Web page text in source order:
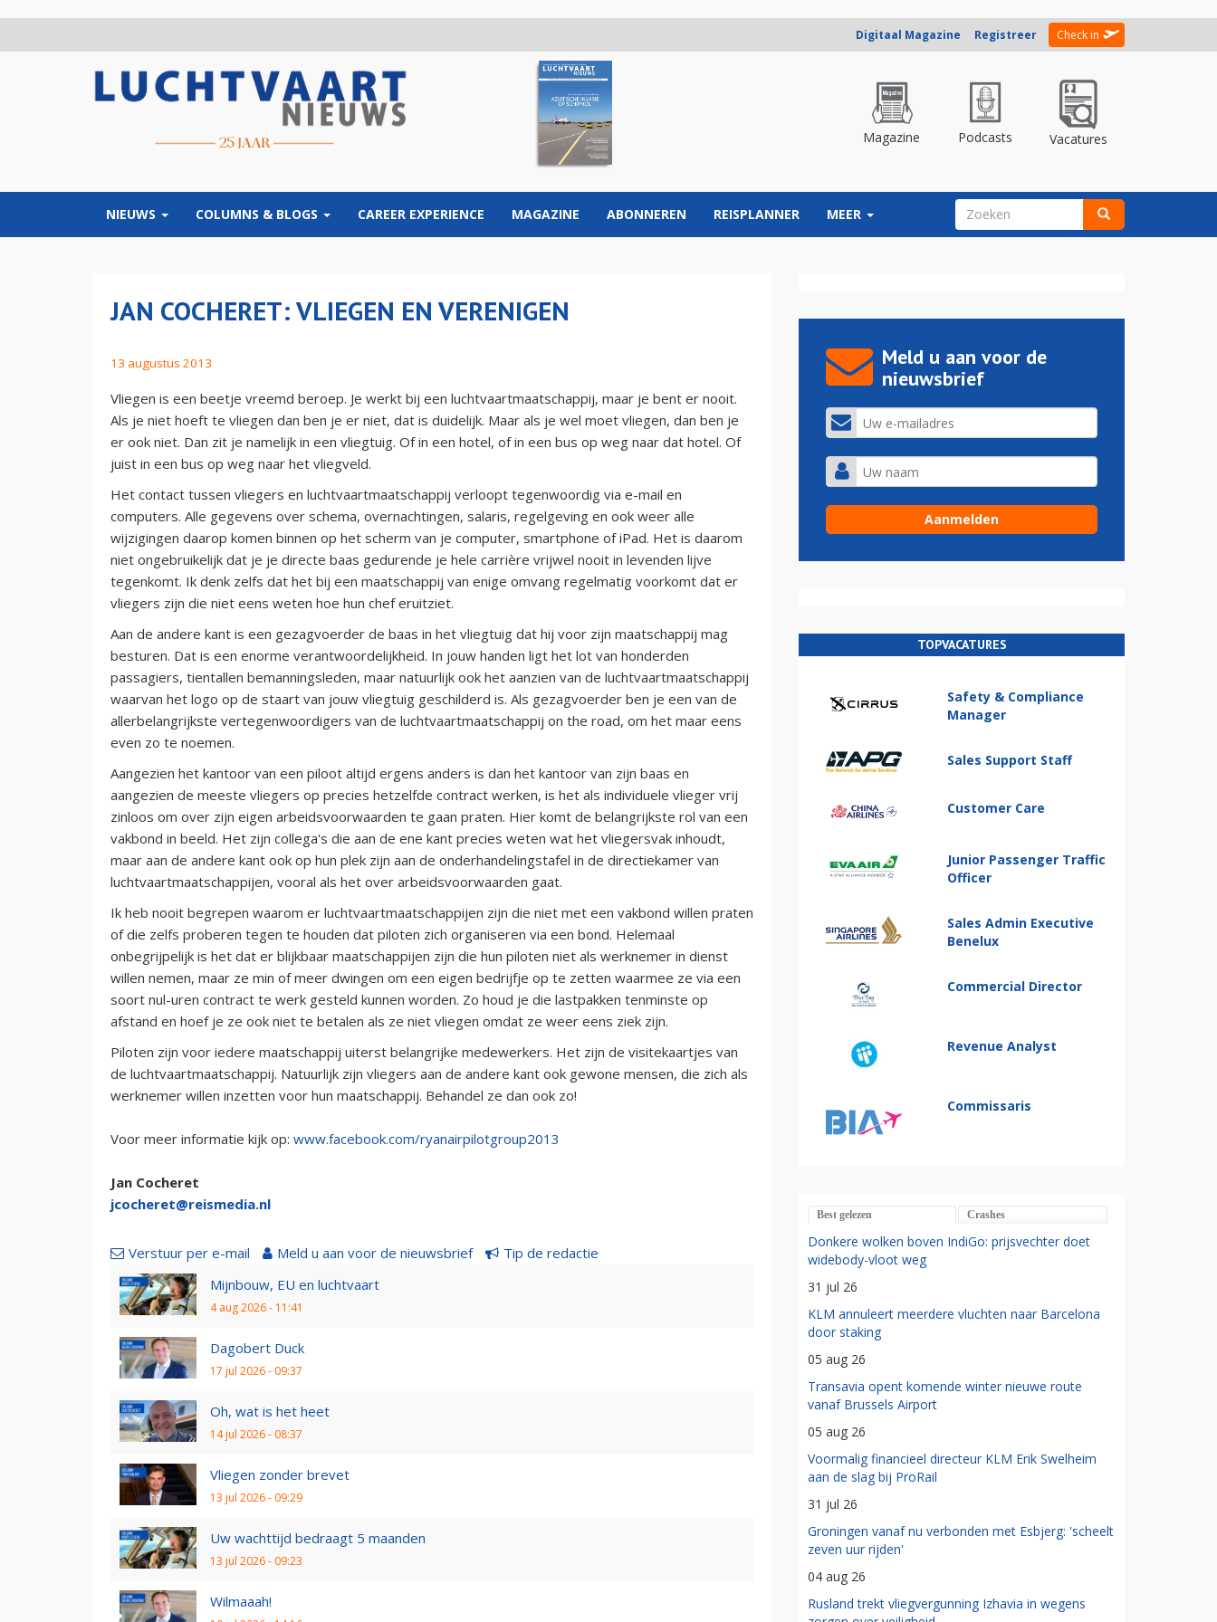
Digitaal Magazine Registreer Check in
Magazine Podcasts Vacatures
NIEUWS COLUMNS & BLOGS CAREER EXPERIENCE MAGAZINE ABONNEREN REISPLANNER MEER ZOEKVELD
JAN COCHERET: VLIEGEN EN VERENIGEN
13 augustus 2013
Vliegen is een beetje vreemd beroep. Je werkt bij een luchtvaartmaatschappij, maar je bent er nooit.
Als je niet hoeft te vliegen dan ben je er niet, dat is duidelijk. Maar als je wel moet vliegen, dan ben je
er ook niet. Dan zit je namelijk in een vliegtuig. Of in een hotel, of in een bus op weg naar dat hotel. Of
juist in een bus op weg naar het vliegveld.
Het contact tussen vliegers en luchtvaartmaatschappij verloopt tegenwoordig via e-mail en
computers. Alle gegevens over schema, overnachtingen, salaris, regelgeving en ook weer alle
wijzigingen daarop komen binnen op het scherm van je computer, smartphone of iPad. Het is daarom
niet ongebruikelijk dat je je directe baas gedurende je hele carrière vrijwel nooit in levenden lijve
tegenkomt. Ik denk zelfs dat het bij een maatschappij van enige omvang regelmatig voorkomt dat er
vliegers zijn die niet eens weten hoe hun chef eruitziet.
Aan de andere kant is een gezagvoerder de baas in het vliegtuig dat hij voor zijn maatschappij mag
besturen. Dat is een enorme verantwoordelijkheid. In jouw handen ligt het lot van honderden
passagiers, tientallen bemanningsleden, maar natuurlijk ook het aanzien van de luchtvaartmaatschappij
waarvan het logo op de staart van jouw vliegtuig geschilderd is. Als gezagvoerder ben je een van de
allerbelangrijkste vertegenwoordigers van de luchtvaartmaatschappij on the road, om het maar eens
even zo te noemen.
Aangezien het kantoor van een piloot altijd ergens anders is dan het kantoor van zijn baas en
aangezien de meeste vliegers op precies hetzelfde contract werken, is het als individuele vlieger vrij
zinloos om over zijn eigen arbeidsvoorwaarden te gaan praten. Hier komt de belangrijkste rol van een
vakbond in beeld. Het zijn collega's die aan de ene kant precies weten wat het vliegersvak inhoudt,
maar aan de andere kant ook op hun plek zijn aan de onderhandelingstafel in de directiekamer van
luchtvaartmaatschappijen, vooral als het over arbeidsvoorwaarden gaat.
Ik heb nooit begrepen waarom er luchtvaartmaatschappijen zijn die niet met een vakbond willen praten
of die zelfs proberen tegen te houden dat piloten zich organiseren via een bond. Helemaal
onbegrijpelijk is het dat er blijkbaar maatschappijen zijn die hun piloten niet als werknemer in dienst
willen nemen, maar ze min of meer dwingen om een eigen bedrijfje op te zetten waarmee ze via een
soort nul-uren contract te werk gesteld kunnen worden. Zo houd je die lastpakken tenminste op
afstand en hoef je ze ook niet te betalen als ze niet vliegen omdat ze weer eens ziek zijn.
Piloten zijn voor iedere maatschappij uiterst belangrijke medewerkers. Het zijn de visitekaartjes van
de luchtvaartmaatschappij. Natuurlijk zijn vliegers aan de andere kant ook gewone mensen, die zich als
werknemer willen inzetten voor hun maatschappij. Behandel ze dan ook zo!
Voor meer informatie kijk op: www.facebook.com/ryanairpilotgroup2013
Jan Cocheret
jcocheret@reismedia.nl
Verstuur per e-mail Meld u aan voor de nieuwsbrief
Tip de redactie
Mijnbouw, EU en luchtvaart
4 aug 2026 - 11:41
Dagobert Duck
17 jul 2026 - 09:37
Oh, wat is het heet
14 jul 2026 - 08:37
Vliegen zonder brevet
13 jul 2026 - 09:29
Uw wachttijd bedraagt 5 maanden
13 jul 2026 - 09:23
Wilmaaah!
Meld u aan voor de
nieuwsbrief
TOPVACATURES
Safety & Compliance
Manager
Sales Support Staff
Customer Care
Junior Passenger Traffic
Officer
Sales Admin Executive
Benelux
Commercial Director
Revenue Analyst
Commissaris
Best gelezen Crashes
Donkere wolken boven IndiGo: prijsvechter doet
widebody-vloot weg
31 jul 26
KLM annuleert meerdere vluchten naar Barcelona
door staking
05 aug 26
Transavia opent komende winter nieuwe route
vanaf Brussels Airport
05 aug 26
Voormalig financieel directeur KLM Erik Swelheim
aan de slag bij ProRail
31 jul 26
Groningen vanaf nu verbonden met Esbjerg: 'scheelt
zeven uur rijden'
04 aug 26
Rusland trekt vliegvergunning Izhavia in wegens